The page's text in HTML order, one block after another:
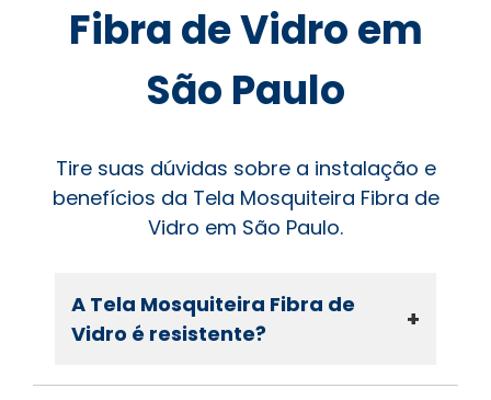
Fibra de Vidro em
São Paulo
Tire suas dúvidas sobre a instalação e
benefícios da Tela Mosquiteira Fibra de
Vidro em São Paulo.
A Tela Mosquiteira Fibra de
Vidro é resistente?
+